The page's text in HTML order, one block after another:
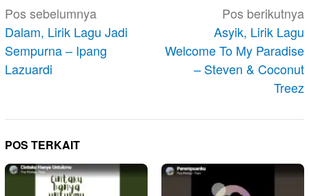
Navigasi
pos
Pos sebelumnya
Dalam, Lirik Lagu Jadi
Sempurna – Ipang
Lazuardi
Pos berikutnya
Asyik, Lirik Lagu
Welcome To My Paradise
– Steven & Coconut
Treez
POS TERKAIT